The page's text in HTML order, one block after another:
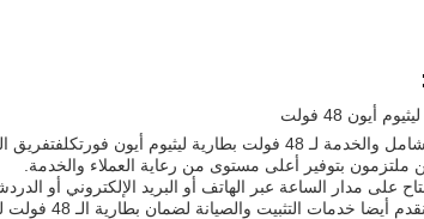
48 فولت
نحن نقدم الدعم الفني الشامل والخدمة لـ 48 فولت بطارية
ملتزمون بتوفير أعلى مستوى من رعاية العملاء والخدمة.
على مدار الساعة عبر الهاتف أو البريد الإلكتروني
تواجهك مع